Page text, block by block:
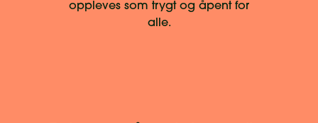
oppleves som trygt og åpent for
alle.